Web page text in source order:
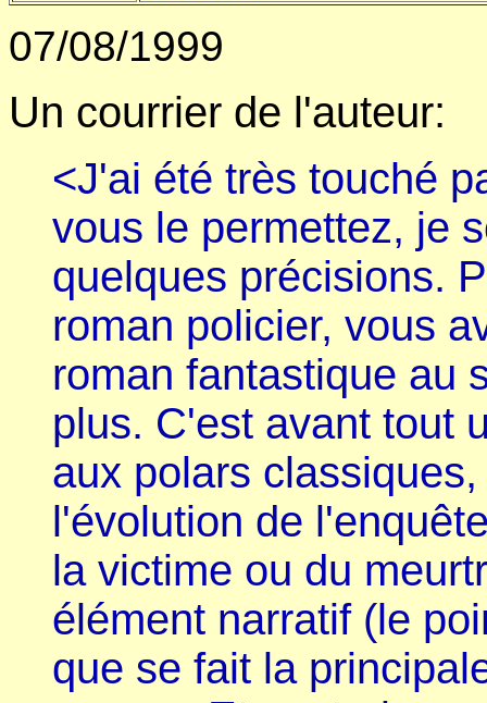
07/08/1999
Un courrier de l'auteur:
<J'ai été très touché
vous le permettez, je
quelques précisions.
roman policier, vous
roman fantastique au
plus. C'est avant tout
aux polars
l'évolution de
la victime ou du
élément narratif (le
que se fait la